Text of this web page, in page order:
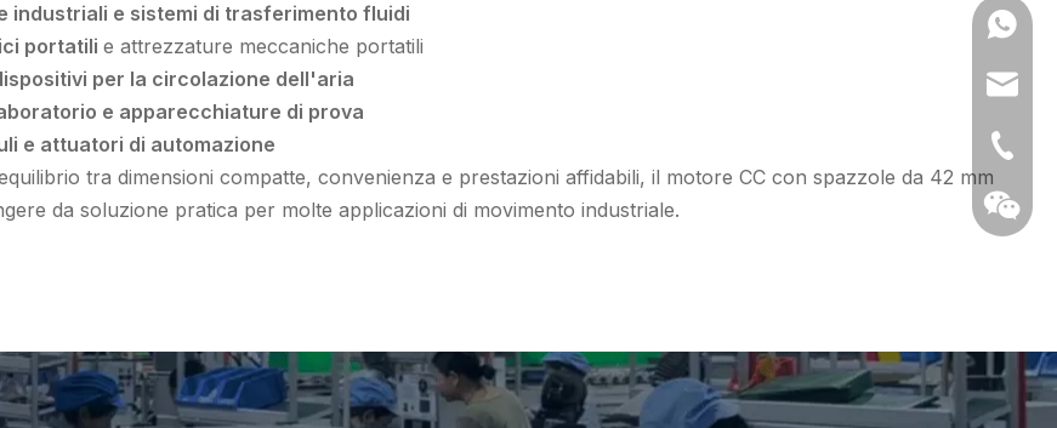
industriali e sistemi di trasferimento fluidi
portatili e attrezzature meccaniche portatili
per la circolazione dell'aria
e apparecchiature di prova
e attuatori di automazione
tra dimensioni compatte, convenienza e prestazioni affidabili, il motore CC con spazzole da 42 mm
da soluzione pratica per molte applicazioni di movimento industriale.
+